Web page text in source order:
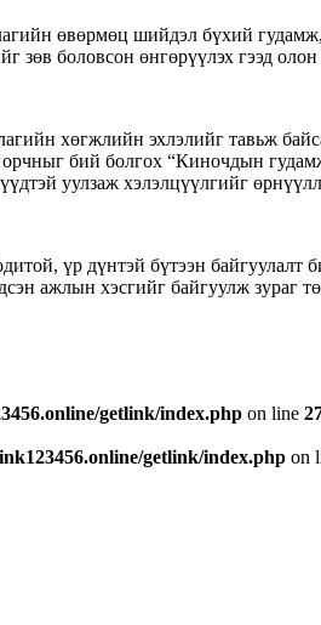
өвөрмөц шийдэл бүхий
зөв боловсон өнгөрүүлэх гээд
хөгжлийн эхлэлийг тавьж
бий болгох “Киночдын
уулзаж хэлэлцүүлгийг
үр дүнтэй бүтээн байгуулалт
ажлын хэсгийг байгуулж зураг
getlink/index.php on line
getlink/index.php on